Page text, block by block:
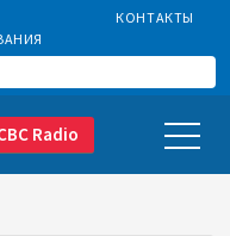
КОНТАКТЫ
Radio